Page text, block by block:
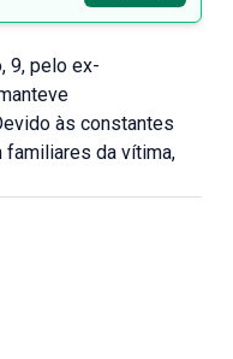
9, pelo ex-
às constantes
familiares da vítima,